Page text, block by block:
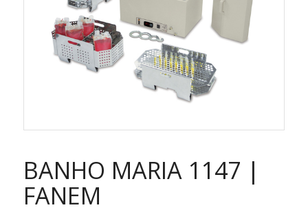
BANHO MARIA 1147 |
FANEM